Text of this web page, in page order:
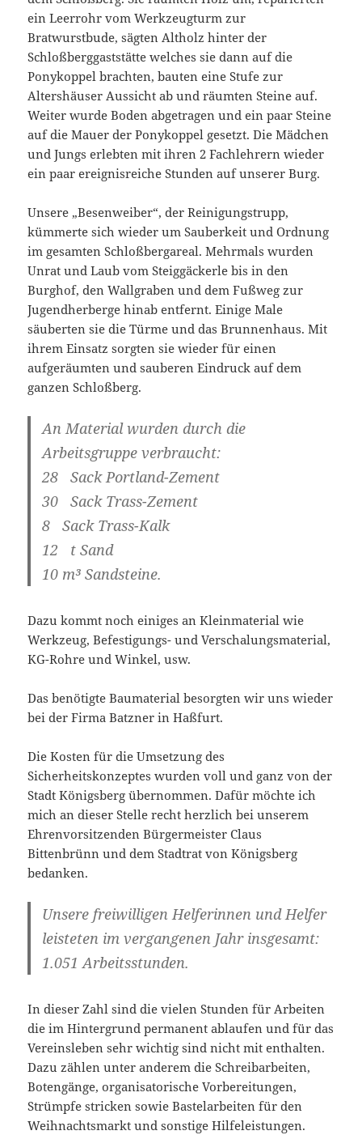
ein Leerrohr vom Werkzeugturm zur
Bratwurstbude, sägten Altholz hinter der
Schloßberggaststätte welches sie dann auf die
Ponykoppel brachten, bauten eine Stufe zur
Altershäuser Aussicht ab und räumten Steine auf.
Weiter wurde Boden abgetragen und ein paar Steine
auf die Mauer der Ponykoppel gesetzt. Die Mädchen
und Jungs erlebten mit ihren 2 Fachlehrern wieder
ein paar ereignisreiche Stunden auf unserer Burg.
Unsere „Besenweiber“, der Reinigungstrupp,
kümmerte sich wieder um Sauberkeit und Ordnung
im gesamten Schloßbergareal. Mehrmals wurden
Unrat und Laub vom Steiggäckerle bis in den
Burghof, den Wallgraben und dem Fußweg zur
Jugendherberge hinab entfernt. Einige Male
säuberten sie die Türme und das Brunnenhaus. Mit
ihrem Einsatz sorgten sie wieder für einen
aufgeräumten und sauberen Eindruck auf dem
ganzen Schloßberg.
An Material wurden durch die
Arbeitsgruppe verbraucht:
28 Sack Portland-Zement
30 Sack Trass-Zement
8 Sack Trass-Kalk
12 t Sand
10 m³ Sandsteine.
Dazu kommt noch einiges an Kleinmaterial wie
Werkzeug, Befestigungs- und Verschalungsmaterial,
KG-Rohre und Winkel, usw.
Das benötigte Baumaterial besorgten wir uns wieder
bei der Firma Batzner in Haßfurt.
Die Kosten für die Umsetzung des
Sicherheitskonzeptes wurden voll und ganz von der
Stadt Königsberg übernommen. Dafür möchte ich
mich an dieser Stelle recht herzlich bei unserem
Ehrenvorsitzenden Bürgermeister Claus
Bittenbrünn und dem Stadtrat von Königsberg
bedanken.
Unsere freiwilligen Helferinnen und Helfer
leisteten im vergangenen Jahr insgesamt:
1.051 Arbeitsstunden.
In dieser Zahl sind die vielen Stunden für Arbeiten
die im Hintergrund permanent ablaufen und für das
Vereinsleben sehr wichtig sind nicht mit enthalten.
Dazu zählen unter anderem die Schreibarbeiten,
Botengänge, organisatorische Vorbereitungen,
Strümpfe stricken sowie Bastelarbeiten für den
Weihnachtsmarkt und sonstige Hilfeleistungen.